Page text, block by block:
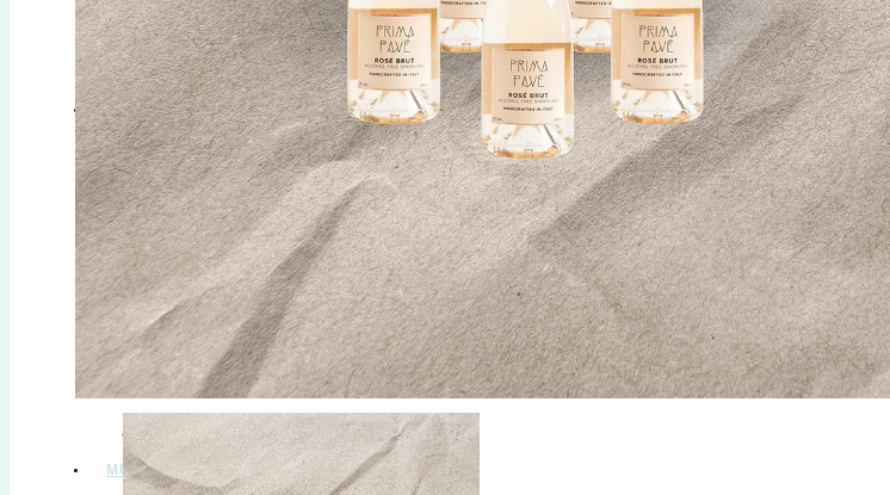
KUOHUVAT TEET
VALMIIT JUOMAPAKETIT
ALKOHOLITTOMAT SPIRITIT
KAIKKI SPIRITIT
Alkoholittomat GINIT & TEQUILAT
Alkoholittomat VISKIT & ROMMIT
Alkoholittomat LIKÖÖRIT & KATKEROT
VALMIIT JUOMASEKOITUKSET
VALMIIT JUOMAPAKETIT
MUUT